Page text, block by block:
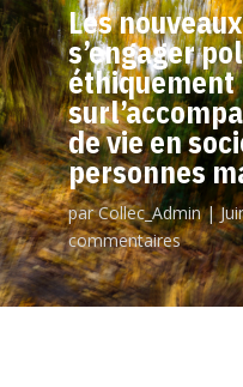
Les
s’engager
éthiquement
de vie en
personnes
parCollec_Admin|
commentaires